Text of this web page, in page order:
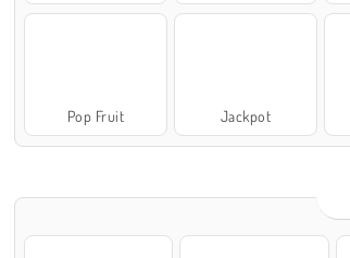
Pop Fruit Jackpot